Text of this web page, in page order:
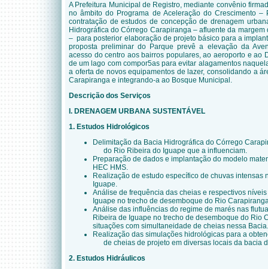
A Prefeitura Municipal de Registro, mediante convênio
no âmbito do Programa de Aceleração do Crescimento –
contratação de estudos de concepçãode drenagem
Hidrográfica do Córrego Carapiranga – afluente da
–para posterior elaboração de projeto básico para a
proposta preliminar do Parque prevê a elevação da
acesso do centro aos bairros populares, ao aeroporto e ao
de um lago com compor5as para evitar alagamentos
a oferta de novos equipamentos de lazer, consolidando a
Carapiranga e integrando-a ao Bosque Municipal.
Descrição dos Serviços
I. DRENAGEM URBANA SUSTENTÁVEL
1. Estudos Hidrológicos
Delimitação da Bacia Hidrográfica do Córrego
do Rio Ribeira do Iguape que a influenciam.
Preparação de dados e implantação do modelo
HEC HMS.
Realização de estudo específico de chuvas
Iguape.
Análise de frequência das cheias e respectivos
Iguape no trecho de desemboque do Rio
Análise das influências do regime de marés nas
Ribeira de Iguape no trecho de desemboque do Rio
situações com simultaneidade de cheias nessa Bacia.
Realização das simulações hidrológicas para a
de cheias de projeto em diversas locais da bacia
2. Estudos Hidráulicos